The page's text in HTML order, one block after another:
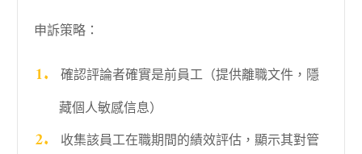
申訴策略：
確認評論者確實是前員工（提供離職文件，隱
藏個人敏感信息）
收集該員工在職期間的績效評估，顯示其對管